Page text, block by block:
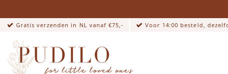
Gratis verzenden in NL vanaf €75,- Voor 14:00 besteld,